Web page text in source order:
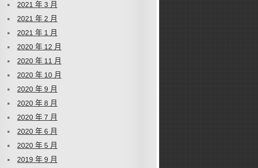
2021 年 3 月
2021 年 2 月
2021 年 1 月
2020 年 12 月
2020 年 11 月
2020 年 10 月
2020 年 9 月
2020 年 8 月
2020 年 7 月
2020 年 6 月
2020 年 5 月
2019 年 9 月